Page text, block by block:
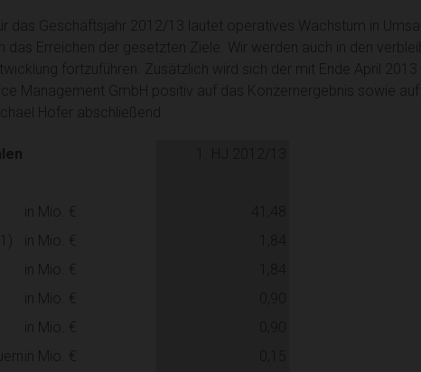
das Geschäftsjahr 2012/13 lautet operatives Wachstum in
das Erreichen der gesetzten Ziele. Wir werden auch in den
fortzuführen. Zusätzlich wird sich der mit Ende April
Management GmbH positiv auf das Konzernergebnis sowie auf
Hofer abschließend.
in Mio. €
in Mio. €
in Mio. €
in Mio. €
in Mio. €
in Mio. €